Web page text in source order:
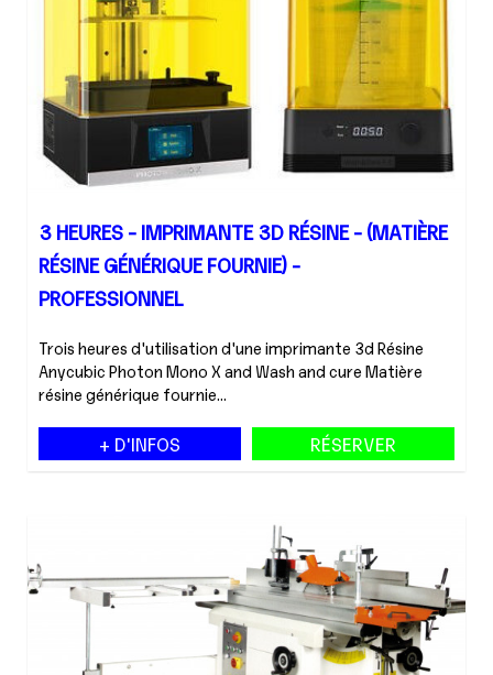
3 HEURES - IMPRIMANTE 3D RÉSINE - (MATIÈRE
RÉSINE GÉNÉRIQUE FOURNIE) -
PROFESSIONNEL
Trois heures d'utilisation d'une imprimante 3d Résine
Anycubic Photon Mono X and Wash and cure Matière
résine générique fournie...
RÉSERVER
+ D'INFOS